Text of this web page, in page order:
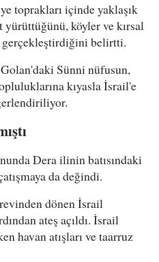
toprakları içinde yaklaşık
köyler ve kırsal
belirtti.
Sünni nüfusun,
kıyasla İsrail'e
Dera ilinin batısındaki
da değindi.
dönen İsrail
ateş açıldı. İsrail
havan atışları ve taarruz